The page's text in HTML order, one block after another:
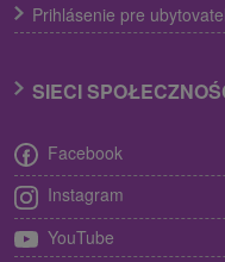
Prihlásenie pre
SIECI
Facebook
Instagram
YouTube